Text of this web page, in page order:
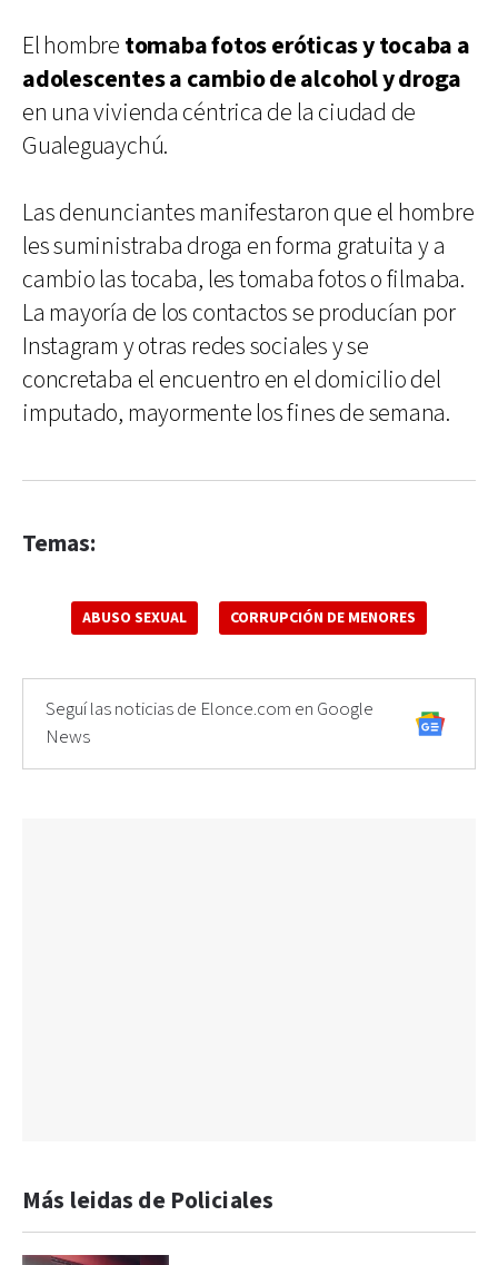
El hombre tomaba fotos eróticas y tocaba a
adolescentes a cambio de alcohol y droga
en una vivienda céntrica de la ciudad de
Gualeguaychú.
Las denunciantes manifestaron que el hombre
les suministraba droga en forma gratuita y a
cambio las tocaba, les tomaba fotos o filmaba.
La mayoría de los contactos se producían por
Instagram y otras redes sociales y se
concretaba el encuentro en el domicilio del
imputado, mayormente los fines de semana.
Temas:
ABUSO SEXUAL CORRUPCIÓN DE MENORES
Seguí las noticias de Elonce.com en Google
News
Más leidas de Policiales